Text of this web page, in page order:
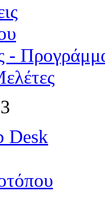
-
Desk